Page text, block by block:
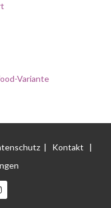
Variante
| Kontakt
|